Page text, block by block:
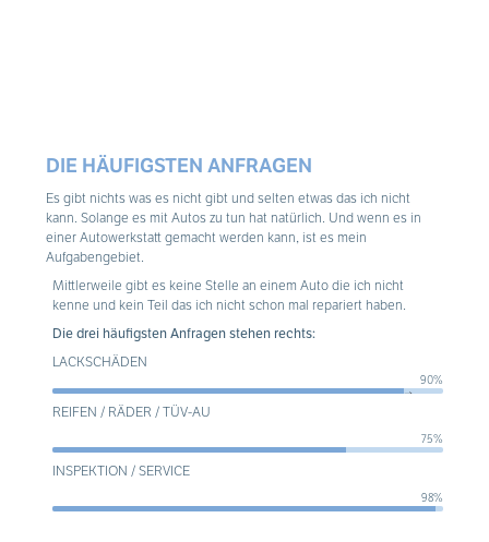
DIE HÄUFIGSTEN ANFRAGEN
Es gibt nichts was es nicht gibt und selten etwas das ich nicht
kann. Solange es mit Autos zu tun hat natürlich. Und wenn es in
einer Autowerkstatt gemacht werden kann, ist es mein
Aufgabengebiet.
Mittlerweile gibt es keine Stelle an einem Auto die ich nicht
kenne und kein Teil das ich nicht schon mal repariert haben.
Die drei häufigsten Anfragen stehen rechts:
LACKSCHÄDEN
90%
-->
REIFEN / RÄDER / TÜV-AU
75%
INSPEKTION / SERVICE
98%